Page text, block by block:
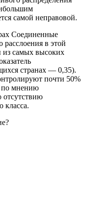
самой неправовой.
Соединенные
в этой
самых высоких
странах — 0,35).
почти 50%
по мнению
отсутствию
класса.